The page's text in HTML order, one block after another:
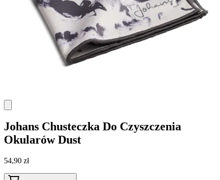
Johans Chusteczka Do Czyszczenia
Okularów Dust
54,90 zł